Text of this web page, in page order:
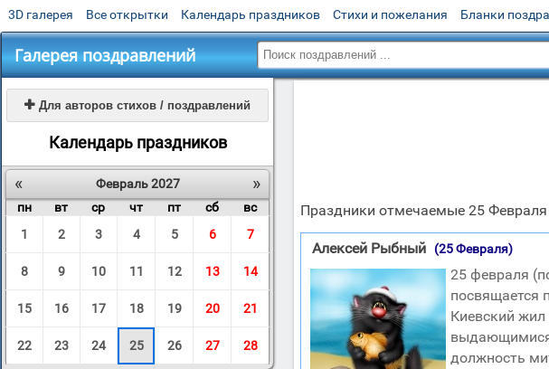
3D галерея Все открытки Календарь праздников Стихи и пожелания Бланки
Галерея поздравлений
 Для авторов стихов / поздравлений
Календарь праздников
« »
Февраль 2027
пн
вт ср чт пт сб
вс
1
2 3 4 5 6 7
8 9 10 11 12 13 14
15 16 17 18 19 20 21
22 23 24 25 26 27 28
Праздники отмечаемые 25
Алексей Рыбный (25 Февраля)
25 февраля
посвящается
Киевский
выдающимися
должность